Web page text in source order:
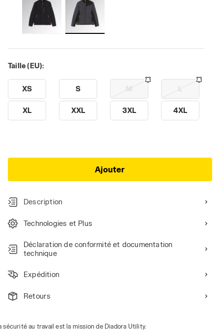
Taille (EU):
XS S M L
XL XXL 3XL 4XL
Ajouter
Description
Technologies et Plus
Déclaration de conformité et documentation
technique
Expédition
Retours
au travail est la mission de Diadora Utility.